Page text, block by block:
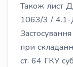
Також лист
1063/3 /
при
ст. 64 ГКУ